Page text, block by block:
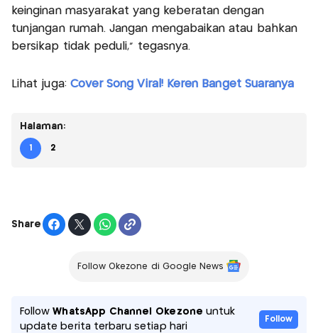
keinginan masyarakat yang keberatan dengan
tunjangan rumah. Jangan mengabaikan atau bahkan
bersikap tidak peduli,” tegasnya.
Lihat juga: Cover Song Viral! Keren Banget Suaranya
Halaman:
1 2
Share
Follow Okezone di Google News
FollowWhatsApp Channel Okezone untuk
update berita terbaru setiap hari
Follow